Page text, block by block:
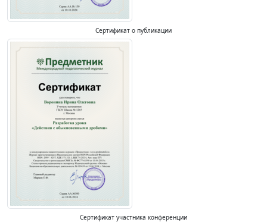
Сертификат о публикации
Сертификат участника конференции